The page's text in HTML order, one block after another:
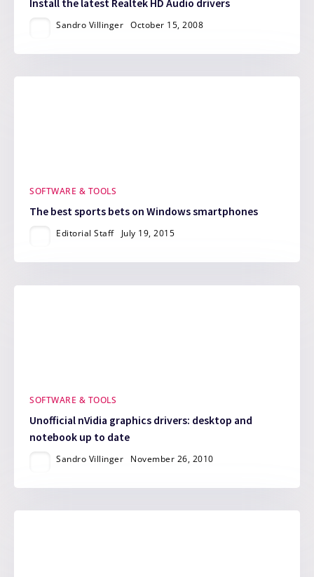
Install the latest Realtek HD Audio drivers
Sandro Villinger October 15, 2008
SOFTWARE & TOOLS
The best sports bets on Windows smartphones
Editorial Staff July 19, 2015
SOFTWARE & TOOLS
Unofficial nVidia graphics drivers: desktop and
notebook up to date
Sandro Villinger November 26, 2010